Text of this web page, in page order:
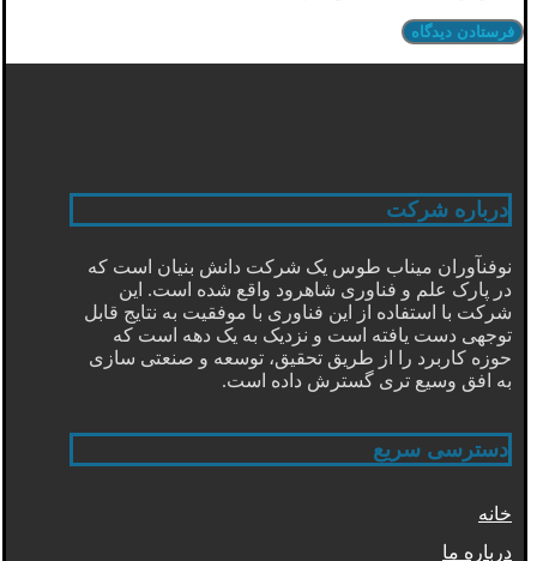
درباره شرکت
نوفنآوران میناب طوس یک شرکت دانش بنیان است که
در پارک علم و فناوری شاهرود واقع شده است. این
شرکت با استفاده از این فناوری با موفقیت به نتایج قابل
توجهی دست یافته است و نزدیک به یک دهه است که
حوزه کاربرد را از طریق تحقیق، توسعه و صنعتی سازی
به افق وسیع تری گسترش داده است.
دسترسی سریع
خانه
درباره ما